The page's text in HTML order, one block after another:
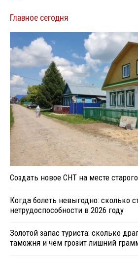
Главное сегодня
Создать новое СНТ на месте
Когда болеть невыгодно: сколько
нетрудоспособности в 2026 году
Золотой запас туриста: сколько
таможня и чем грозит лишний